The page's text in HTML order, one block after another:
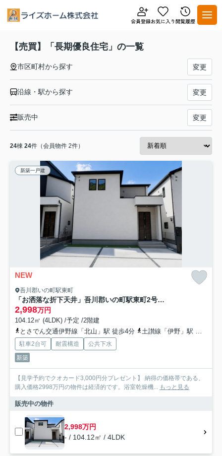
【売買】「長期優良住宅」の一覧
市区町村から探す 変更
沿線・駅から探す 変更
販売中 変更
24棟 24件（会員物件 2件）
新築一戸建
NEW
吾川郡いの町駅東町
「お洒落な折下天井」吾川郡いの町駅東町2号棟 新築一戸建て
2,998万円
104.12㎡ (4LDK) /予定 /2階建
とさでん交通伊野線「北山」駅 徒歩4分
土讃線「伊野」駅 徒歩9分
駐車2台可 耐震構造
公共下水
新築
【見学予約でクオカード3,000円分プレゼント】 納得の価格帯である、
購入価格2998万円の物件は経済的です。浴室乾燥機... もっと見る
販売中の物件
2,998万円
- / 104.12㎡ / 4LDK